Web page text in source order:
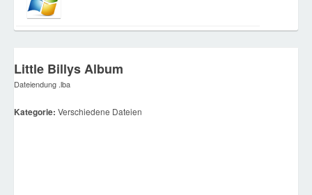
Little Billys Album
Dateiendung .lba
Kategorie: Verschiedene Dateien